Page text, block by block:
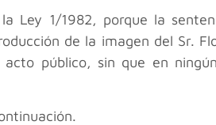
Ley 1/1982, porque la
de la imagen del Sr.
público, sin que en